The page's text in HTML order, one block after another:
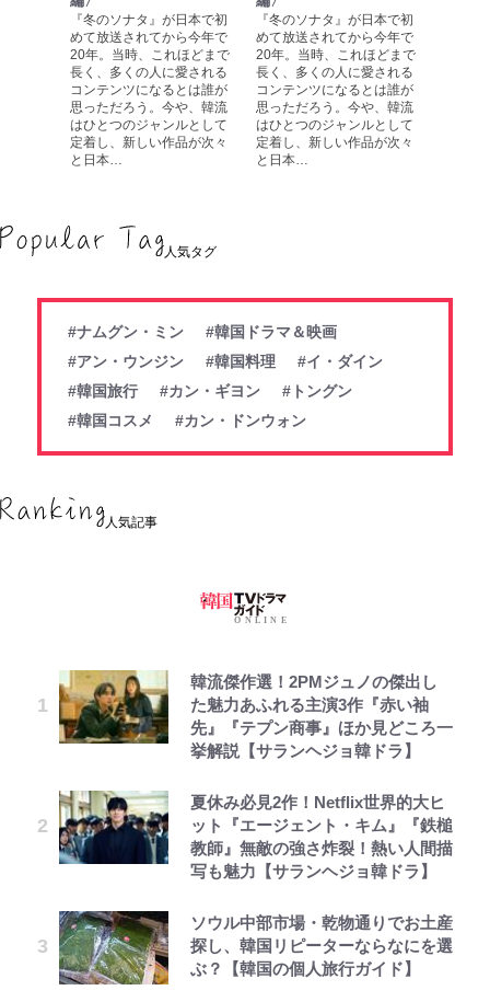
『冬のソナタ』が日本で初
めて放送されてから今年で
20年。当時、これほどまで
長く、多くの人に愛される
コンテンツになるとは誰が
思っただろう。今や、韓流
はひとつのジャンルとして
定着し、新しい作品が次々
と日本…
『冬のソナタ』が日本で初
めて放送されてから今年で
20年。当時、これほどまで
長く、多くの人に愛される
コンテンツになるとは誰が
思っただろう。今や、韓流
はひとつのジャンルとして
定着し、新しい作品が次々
と日本…
人気タグ
#ナムグン・ミン
#韓国ドラマ＆映画
#アン・ウンジン
#韓国料理
#イ・ダイン
#韓国旅行
#カン・ギヨン
#トングン
#韓国コスメ
#カン・ドンウォン
人気記事
韓流傑作選！2PMジュノの傑出し
た魅力あふれる主演3作『赤い袖
先』『テプン商事』ほか見どころ一
挙解説【サランヘジョ韓ドラ】
夏休み必見2作！Netflix世界的大ヒ
ット『エージェント・キム』『鉄槌
教師』無敵の強さ炸裂！熱い人間描
写も魅力【サランヘジョ韓ドラ】
ソウル中部市場・乾物通りでお土産
探し、韓国リピーターならなにを選
ぶ？【韓国の個人旅行ガイド】